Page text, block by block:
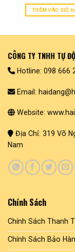
THÊM VÀO GIỎ
CÔNG TY TNHH TỰ
Hotline: 098 666
Email:
Website:
Địa Chỉ: 319 Võ
Nam
Chính Sách
Chính Sách Thanh
Chính Sách Bảo